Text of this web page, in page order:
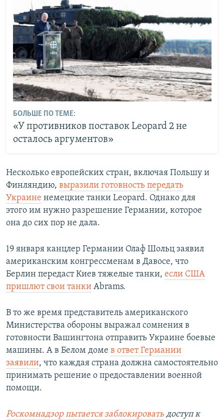
БОЛЬШЕ ПО ТЕМЕ:
«У противников поставок Leopard 2 не
осталось аргументов»
Несколько европейских стран, включая Польшу и
Финляндию, выразили готовность передать
Украине немецкие танки Leopard. Однако для
этого им нужно разрешение Германии, которое
она до сих пор не дала.
19 января канцлер Германии Олаф Шольц заявил
американским конгрессменам в Давосе, что
Берлин передаст Киев тяжелые танки, если США
пришлют свои танки Abrams.
В то же время представитель американского
Министерства обороны выражал сомнения в
готовности Вашингтона отправить Украине боевые
машины. А в Белом доме в ответ Германии
заявили, что каждая страна должна самостоятельно
принимать решение о предоставлении военной
помощи.
Роскомнадзор пытается заблокировать доступ к